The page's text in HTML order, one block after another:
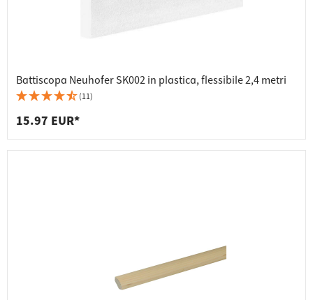
Battiscopa Neuhofer SK002 in plastica, flessibile 2,4 metri
(11)
15.97 EUR*